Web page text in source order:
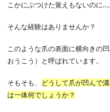
こかにぶつけた覚えもないのに…。
そんな経験はありませんか？
このような爪の表面に横向きの凹
おうこう）と呼ばれています。
そもそも、
どうして爪が凹んで
は一体何でしょうか？